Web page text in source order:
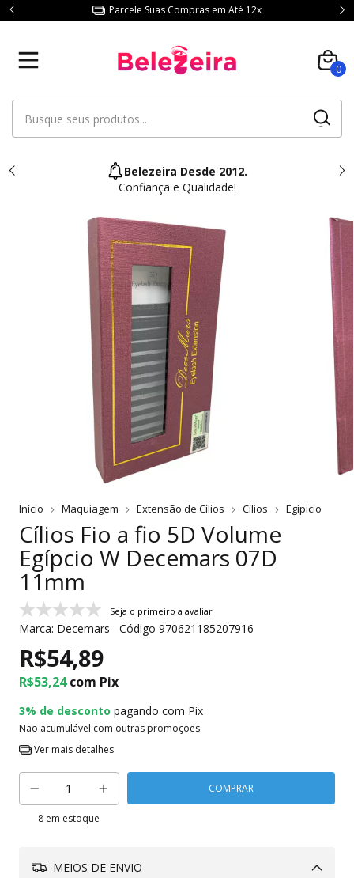
Parcele Suas Compras em Até 12x
0
Belezeira Desde 2012.
Confiança e Qualidade!
Início Maquiagem Extensão de Cílios Cílios Egípicio
Cílios Fio a fio 5D Volume
Egípcio W Decemars 07D
11mm
Seja o primeiro a avaliar
Marca: Decemars Código 970621185207916
R$54,89
R$53,24com Pix
3% de desconto pagando com Pix
Não acumulável com outras promoções
Ver mais detalhes
8 em estoque
MEIOS DE ENVIO